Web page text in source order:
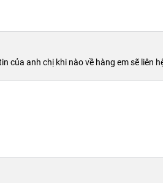
của anh chị khi nào về hàng em sẽ liên